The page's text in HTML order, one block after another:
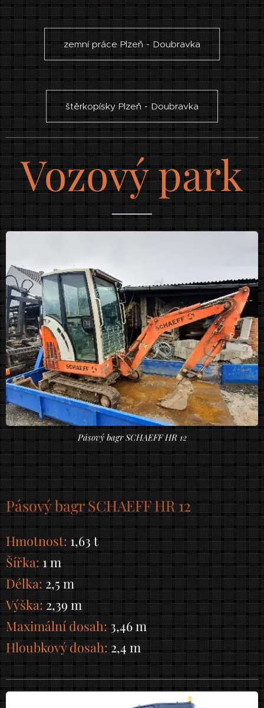
zemní práce Plzeň - Doubravka
štěrkopísky Plzeň - Doubravka
Vozový park
Pásový bagr SCHAEFF HR 12
Pásový bagr SCHAEFF HR 12
Hmotnost:1,63 t
Šířka:1 m
Délka: 2,5 m
Výška:2,39 m
Maximální dosah:3,46 m
Hloubkový dosah:2,4 m